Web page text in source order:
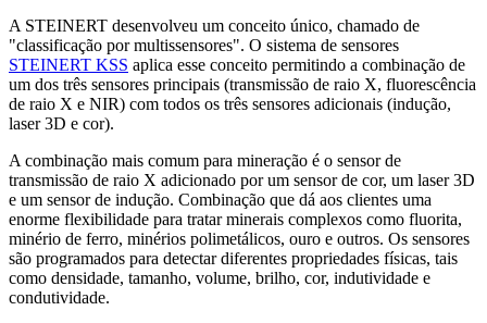
A STEINERT desenvolveu um conceito único, chamado de
"classificação por multissensores". O sistema de sensores
STEINERT KSS aplica esse conceito permitindo a combinação de
um dos três sensores principais (transmissão de raio X, fluorescência
de raio X e NIR) com todos os três sensores adicionais (indução,
laser 3D e cor).
A combinação mais comum para mineração é o sensor de
transmissão de raio X adicionado por um sensor de cor, um laser 3D
e um sensor de indução. Combinação que dá aos clientes uma
enorme flexibilidade para tratar minerais complexos como fluorita,
minério de ferro, minérios polimetálicos, ouro e outros. Os sensores
são programados para detectar diferentes propriedades físicas, tais
como densidade, tamanho, volume, brilho, cor, indutividade e
condutividade.